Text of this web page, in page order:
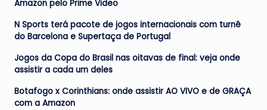
Amazon pelo Prime Video
N Sports terá pacote de jogos internacionais com turnê
do Barcelona e Supertaça de Portugal
Jogos da Copa do Brasil nas oitavas de final: veja onde
assistir a cada um deles
Botafogo x Corinthians: onde assistir AO VIVO e de GRAÇA
com a Amazon